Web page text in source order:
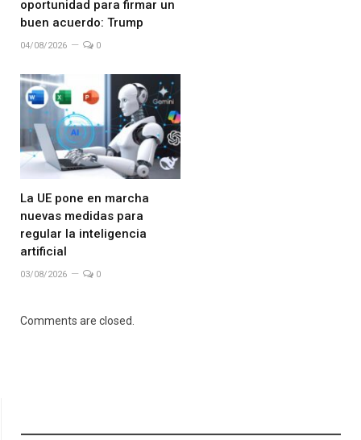
oportunidad para firmar un
buen acuerdo: Trump
04/08/2026 0
La UE pone en marcha
nuevas medidas para
regular la inteligencia
artificial
03/08/2026 0
Comments are closed.